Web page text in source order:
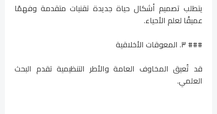
يتطلب تصميم أشكال حياة جديدة تقنيات متقدمة وفهمًا
عميقًا لعلم الأحياء.
### ٣. المعوقات الأخلاقية
قد تُعيق المخاوف العامة والأطر التنظيمية تقدم البحث
العلمي.